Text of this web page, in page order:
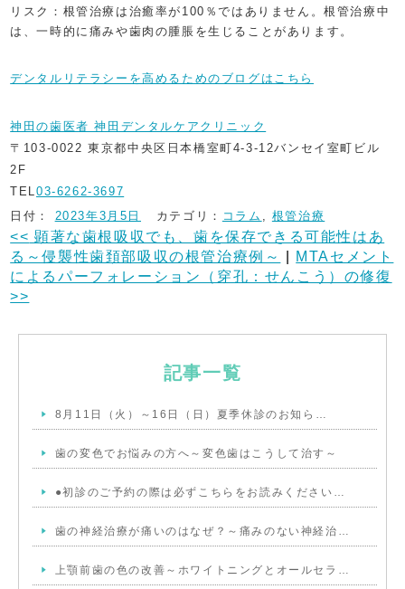
リスク：根管治療は治癒率が100％ではありません。根管治療中
は、一時的に痛みや歯肉の腫脹を生じることがあります。
デンタルリテラシーを高めるためのブログはこちら
神田の歯医者 神田デンタルケアクリニック
〒103-0022 東京都中央区日本橋室町4-3-12バンセイ室町ビル
2F
TEL03-6262-3697
日付： 2023年3月5日 カテゴリ： コラム , 根管治療
<< 顕著な歯根吸収でも、歯を保存できる可能性はあ
る～侵襲性歯頚部吸収の根管治療例～
MTAセメント
によるパーフォレーション（穿孔：せんこう）の修復
>>
記事一覧
8月11日（火）～16日（日）夏季休診のお知ら…
歯の変色でお悩みの方へ～変色歯はこうして治す～
●初診のご予約の際は必ずこちらをお読みください…
歯の神経治療が痛いのはなぜ？～痛みのない神経治…
上顎前歯の色の改善～ホワイトニングとオールセラ…